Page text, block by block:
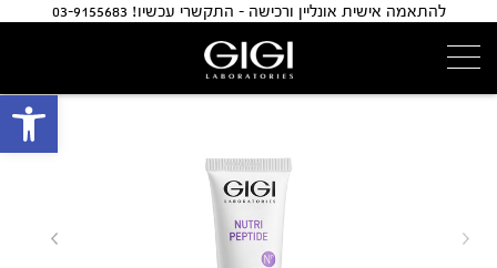
להתאמה אישית אונליין ורכישה - התקשרי עכשיו! 03-9155683